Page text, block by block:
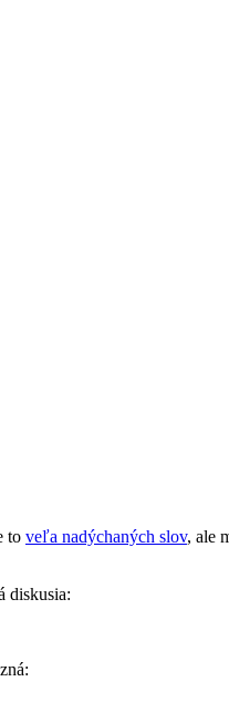
to veľa nadýchaných slov, ale
diskusia: